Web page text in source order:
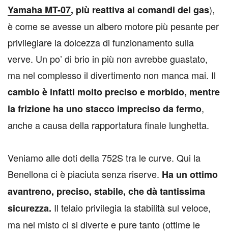
Yamaha MT-07, più reattiva ai comandi del gas),
è come se avesse un albero motore più pesante per
privilegiare la dolcezza di funzionamento sulla
verve. Un po’ di brio in più non avrebbe guastato,
ma nel complesso il divertimento non manca mai. Il
cambio è infatti molto preciso e morbido, mentre
la frizione ha uno stacco impreciso da fermo,
anche a causa della rapportatura finale lunghetta.
Veniamo alle doti della 752S tra le curve. Qui la
Benellona ci è piaciuta senza riserve. Ha un ottimo
avantreno, preciso, stabile, che dà tantissima
sicurezza. Il telaio privilegia la stabilità sul veloce,
ma nel misto ci si diverte e pure tanto (ottime le